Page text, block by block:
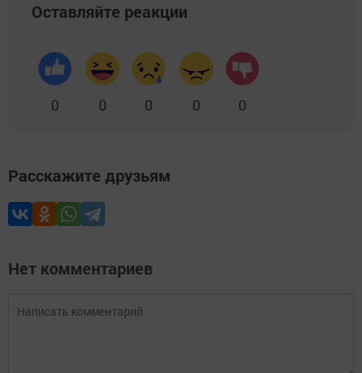
Оставляйте реакции
0 0 0 0 0
Расскажите друзьям
Нет комментариев